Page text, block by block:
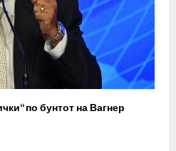
по бунтот на Вагнер